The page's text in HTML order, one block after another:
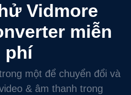
Vidmore
miễn
phí
một để chuyển đổi và
& âm thanh trong